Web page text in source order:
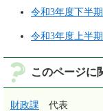
令和3年度下半
令和3年度上半
このページに
財政課
代表